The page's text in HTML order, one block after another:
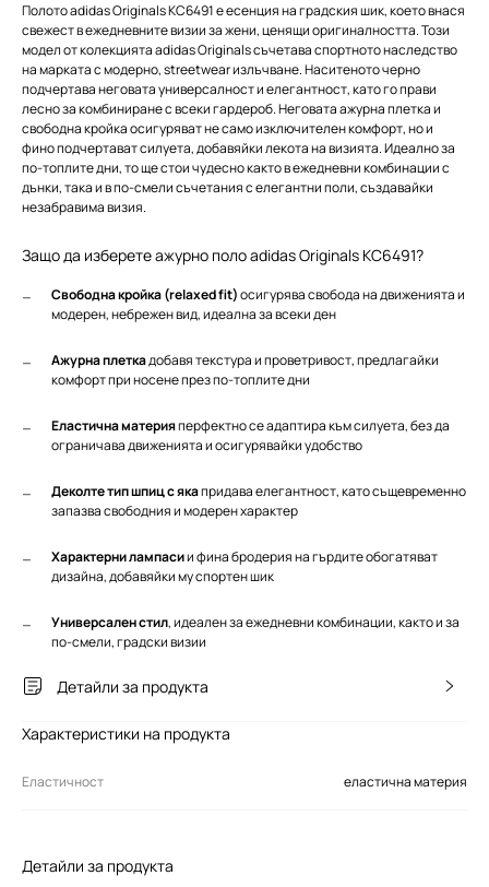
Полото adidas Originals KC6491 е есенция на градския шик, което внася
свежест в ежедневните визии за жени, ценящи оригиналността. Този
модел от колекцията adidas Originals съчетава спортното наследство
на марката с модерно, streetwear излъчване. Наситеното черно
подчертава неговата универсалност и елегантност, като го прави
лесно за комбиниране с всеки гардероб. Неговата ажурна плетка и
свободна кройка осигуряват не само изключителен комфорт, но и
фино подчертават силуета, добавяйки лекота на визията. Идеално за
по-топлите дни, то ще стои чудесно както в ежедневни комбинации с
дънки, така и в по-смели съчетания с елегантни поли, създавайки
незабравима визия.
Защо да изберете ажурно поло adidas Originals KC6491?
Свободна кройка (relaxed fit)осигурява свобода на движенията и
модерен, небрежен вид, идеална за всеки ден
Ажурна плеткадобавя текстура и проветривост, предлагайки
комфорт при носене през по-топлите дни
Еластична материяперфектно се адаптира към силуета, без да
ограничава движенията и осигурявайки удобство
Деколте тип шпиц с якапридава елегантност, като същевременно
запазва свободния и модерен характер
Характерни лампасии фина бродерия на гърдите обогатяват
дизайна, добавяйки му спортен шик
Универсален стил, идеален за ежедневни комбинации, както и за
по-смели, градски визии
Детайли за продукта
Характеристики на продукта
Еластичност еластична материя
Детайли за продукта